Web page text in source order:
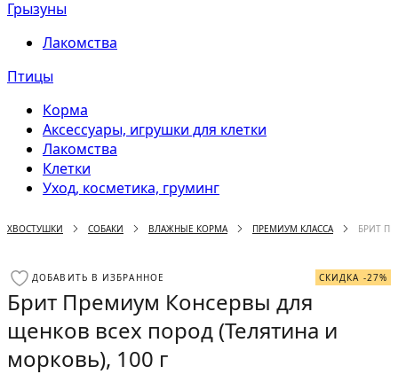
Грызуны
Лакомства
Птицы
Корма
Аксессуары, игрушки для клетки
Лакомства
Клетки
Уход, косметика, груминг
ХВОСТУШКИ СОБАКИ ВЛАЖНЫЕ КОРМА ПРЕМИУМ КЛАССА БРИТ
ДОБАВИТЬ В ИЗБРАННОЕ СКИДКА -27%
Брит Премиум Консервы для
щенков всех пород (Телятина и
морковь), 100 г